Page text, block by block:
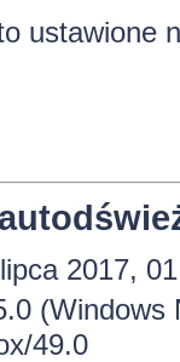
ustawione
2017,
49.0